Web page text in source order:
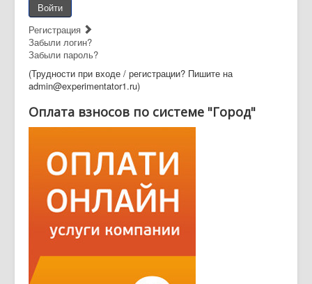
Войти
Регистрация
Забыли логин?
Забыли пароль?
(Трудности при входе / регистрации? Пишите на
admin@experimentator1.ru)
Оплата взносов по системе "Город"